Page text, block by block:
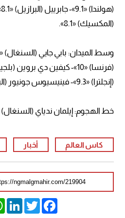
(المكسيك) «8.1».
(إنجلترا) «9.3»- فينيسيوس جونيور (البرازيل) «9.3».
خط الهجوم: إيلمان ندياي (السنغال)
كاس العالم أخبار
Twitter
Facebook